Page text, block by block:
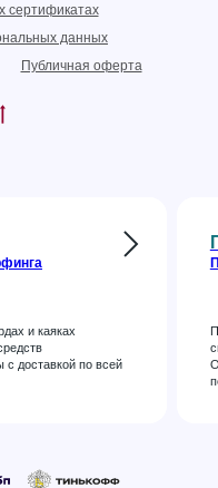
сертификатах
данных
Публичная оферта
и каяках
доставкой по всей